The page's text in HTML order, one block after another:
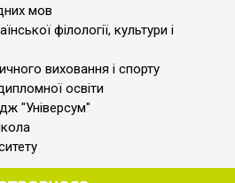
мов
філології, культури і
виховання і спорту
освіти
"Універсум"